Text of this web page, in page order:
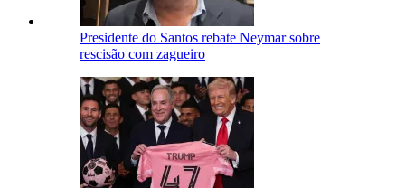
Presidente do Santos rebate Neymar sobre
rescisão com zagueiro